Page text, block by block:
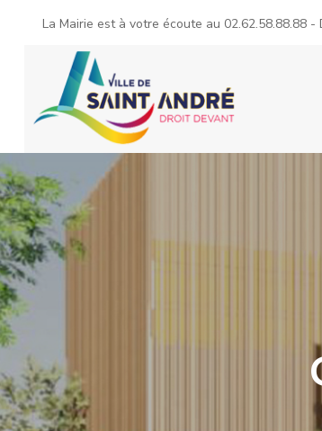
La Mairie est à votre écoute au 02.62.58.88.88 -